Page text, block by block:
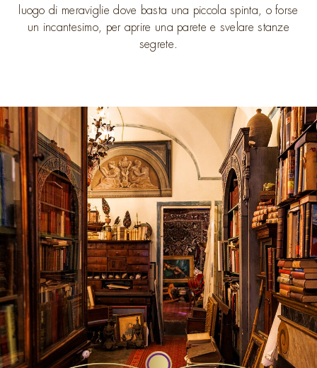
luogo di meraviglie dove basta una piccola spinta, o forse
un incantesimo, per aprire una parete e svelare stanze
segrete.